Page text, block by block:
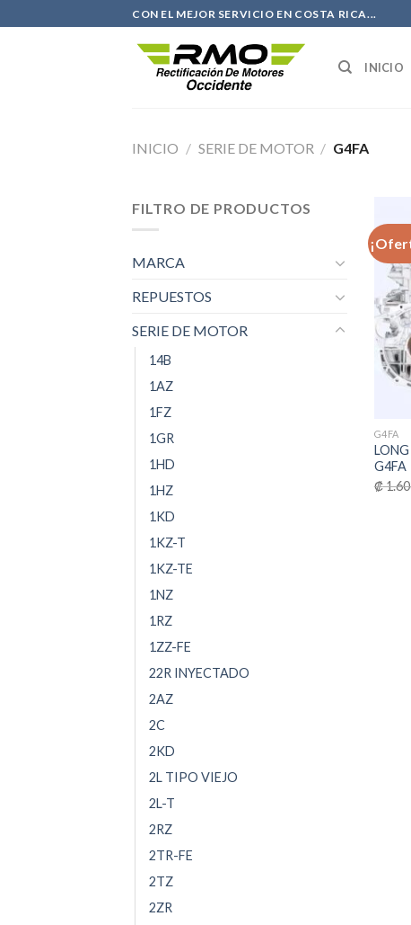
al
CON EL MEJOR SERVICIO EN COSTA RICA...
INICIO
INICIO / SERIE DE MOTOR / G4FA
FILTRO DE PRODUCTOS
MARCA
REPUESTOS
SERIE DE MOTOR
14B
1AZ
1FZ
1GR
1HD
1HZ
1KD
1KZ-T
1KZ-TE
1NZ
1RZ
1ZZ-FE
22R INYECTADO
2AZ
2C
2KD
2L TIPO VIEJO
2L-T
2RZ
2TR-FE
2TZ
2ZR
G4FA
G4FA
₡